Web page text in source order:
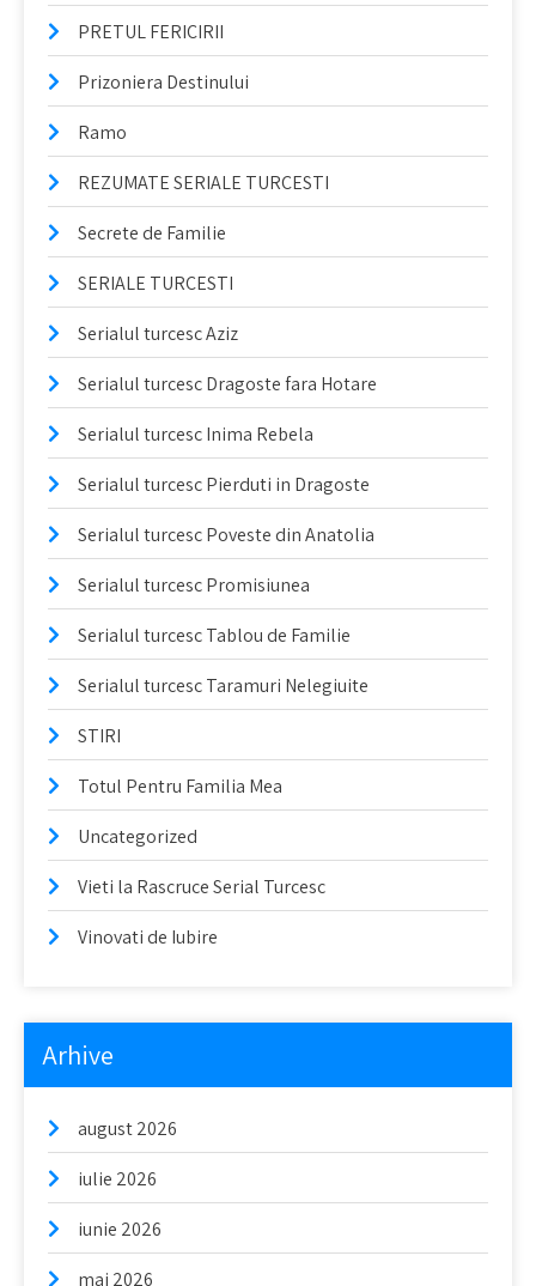
PRETUL FERICIRII
Prizoniera Destinului
Ramo
REZUMATE SERIALE TURCESTI
Secrete de Familie
SERIALE TURCESTI
Serialul turcesc Aziz
Serialul turcesc Dragoste fara Hotare
Serialul turcesc Inima Rebela
Serialul turcesc Pierduti in Dragoste
Serialul turcesc Poveste din Anatolia
Serialul turcesc Promisiunea
Serialul turcesc Tablou de Familie
Serialul turcesc Taramuri Nelegiuite
STIRI
Totul Pentru Familia Mea
Uncategorized
Vieti la Rascruce Serial Turcesc
Vinovati de Iubire
Arhive
august 2026
iulie 2026
iunie 2026
mai 2026